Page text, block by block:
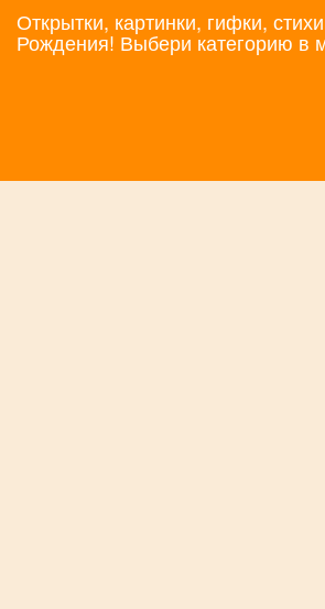
Открытки, картинки, гифки,
Рождения! Выбери категорию в